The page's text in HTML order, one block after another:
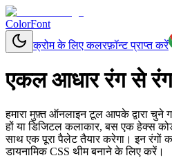
ColorFont
क्रोम के लिए कलरफ़ॉन्ट प्राप्त करें
एकल आधार रंग से
हमारा मुफ़्त ऑनलाइन टूल आपके द्वारा चुने
हों या डिजिटल कलाकार, बस एक हेक्स
साथ एक पूरा पैलेट तैयार करेगा। इन
डायनामिक CSS थीम बनाने के लिए करें।